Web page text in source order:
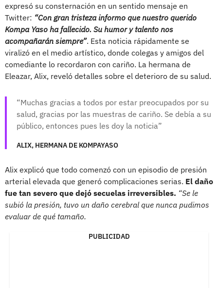
expresó su consternación en un sentido mensaje en
Twitter: “Con gran tristeza informo que nuestro querido
Kompa Yaso ha fallecido. Su humor y talento nos
acompañarán siempre”. Esta noticia rápidamente se
viralizó en el medio artístico, donde colegas y amigos del
comediante lo recordaron con cariño. La hermana de
Eleazar, Alix, reveló detalles sobre el deterioro de su salud.
Muchas gracias a todos por estar preocupados por su
salud, gracias por las muestras de cariño. Se debía a su
público, entonces pues les doy la noticia
ALIX, HERMANA DE KOMPAYASO
Alix explicó que todo comenzó con un episodio de presión
arterial elevada que generó complicaciones serias. El daño
fue tan severo que dejó secuelas irreversibles. “Se le
subió la presión, tuvo un daño cerebral que nunca pudimos
evaluar de qué tamaño.
PUBLICIDAD